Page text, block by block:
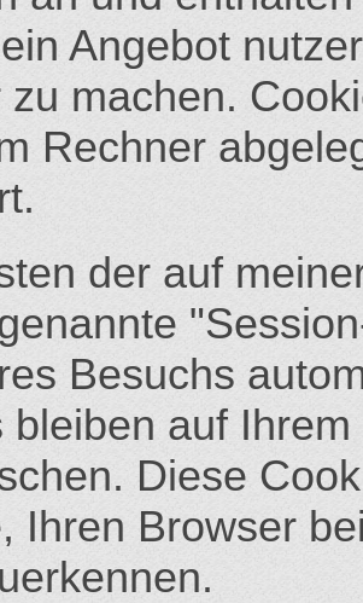
Angebot
zu machen.
Rechner
der auf
Besuchs
bleiben auf
Diese
Ihren Browser